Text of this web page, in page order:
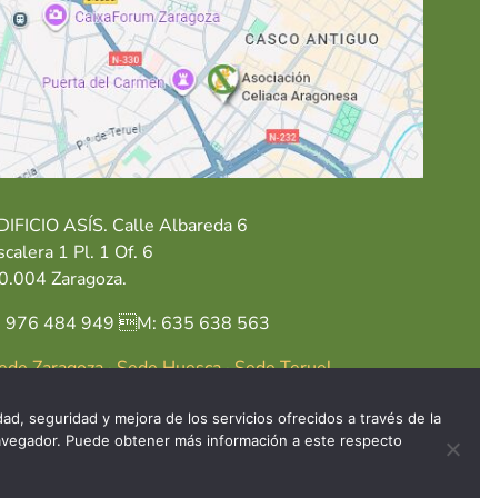
ASÍS. Calle Albareda 6
1 Pl. 1 Of. 6
Zaragoza.
976 484 949 M: 635 638 563
Zaragoza·Sede Huesca·Sede Teruel
seguridad y mejora de los servicios ofrecidos a través de la
Puede obtener más información a este respecto